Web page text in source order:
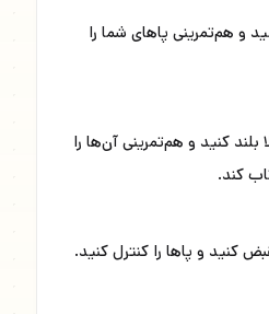
و هم‌تمرینی پاهای شما را
بلند کنید و هم‌تمرینی آن‌ها را
کند.
کنید و پاها را کنترل کنید.